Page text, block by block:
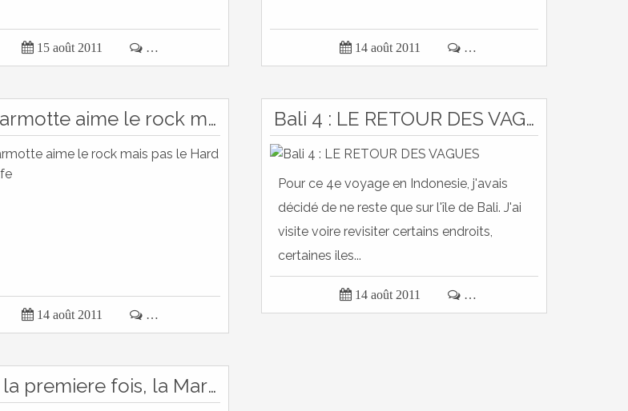
 15 août 2011  …  14 août 2011  …
La Marmotte aime le rock mais pas le Hard Rock cafe
 14 août 2011  …
Bali 4 : LE RETOUR DES VAGUES
Pour ce 4e voyage en Indonesie, j'avais
décidé de ne reste que sur l'île de Bali. J'ai
visite voire revisiter certains endroits,
certaines iles...
 14 août 2011  …
pour la premiere fois, la Marmotte est alle au KFC !